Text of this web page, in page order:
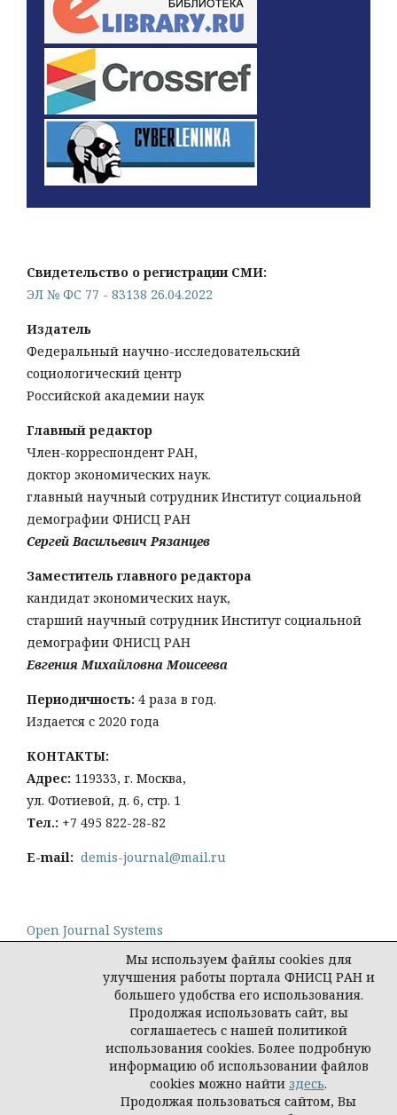
Свидетельство о регистрации СМИ:
ЭЛ № ФС 77 - 83138 26.04.2022
Издатель
Федеральный научно-исследовательский
социологический центр
Российской академии наук
Главный редактор
Член-корреспондент РАН,
доктор экономических наук.
главный научный сотрудник Институт социальной
демографии ФНИСЦ РАН
Сергей Васильевич Рязанцев
Заместитель главного редактора
кандидат экономических наук,
старший научный сотрудник Институт социальной
демографии ФНИСЦ РАН
Евгения Михайловна Моисеева
Периодичность: 4 раза в год.
Издается с 2020 года
КОНТАКТЫ:
Адрес: 119333, г. Москва,
ул. Фотиевой, д. 6, стр. 1
Тел.: +7 495 822-28-82
E-mail: demis-journal@mail.ru
Open Journal Systems
Политика конфиденциальности персональных
© Демис. Демографические исследования, 2026
Мы используем файлы cookies для
улучшения работы портала ФНИСЦ РАН и
большего удобства его использования.
Продолжая использовать сайт, вы
соглашаетесь с нашей политикой
использования cookies. Более подробную
информацию об использовании файлов
cookies можно найти здесь.
Продолжая пользоваться сайтом, Вы